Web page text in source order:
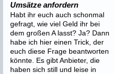
Umsätze anfordern
Habt ihr euch auch schonmal
gefragt, wie viel Geld ihr bei
dem großen A lasst? Ja? Dann
habe ich hier einen Trick, der
euch diese Frage beantworten
könnte. Es gibt Anbieter, die
haben sich still und leise in